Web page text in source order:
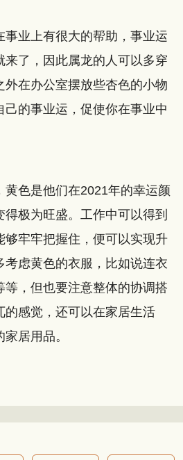
业上有很大的帮助，事业运
来了，因此属龙的人可以多穿
外在办公室摆放些杏色的小物
的事业运，促使你在事业中
色是他们在2021年的幸运颜
极为旺盛。工作中可以得到
够牢牢把握住，便可以实现升
考虑黄色的衣服，比如说连衣
等，但也要注意整体的协调搭
的感觉，还可以在家居生活
居用品。